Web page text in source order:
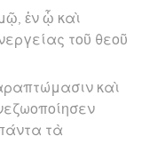
ἐν ᾧ καὶ
τοῦ θεοῦ
καὶ
τὰ